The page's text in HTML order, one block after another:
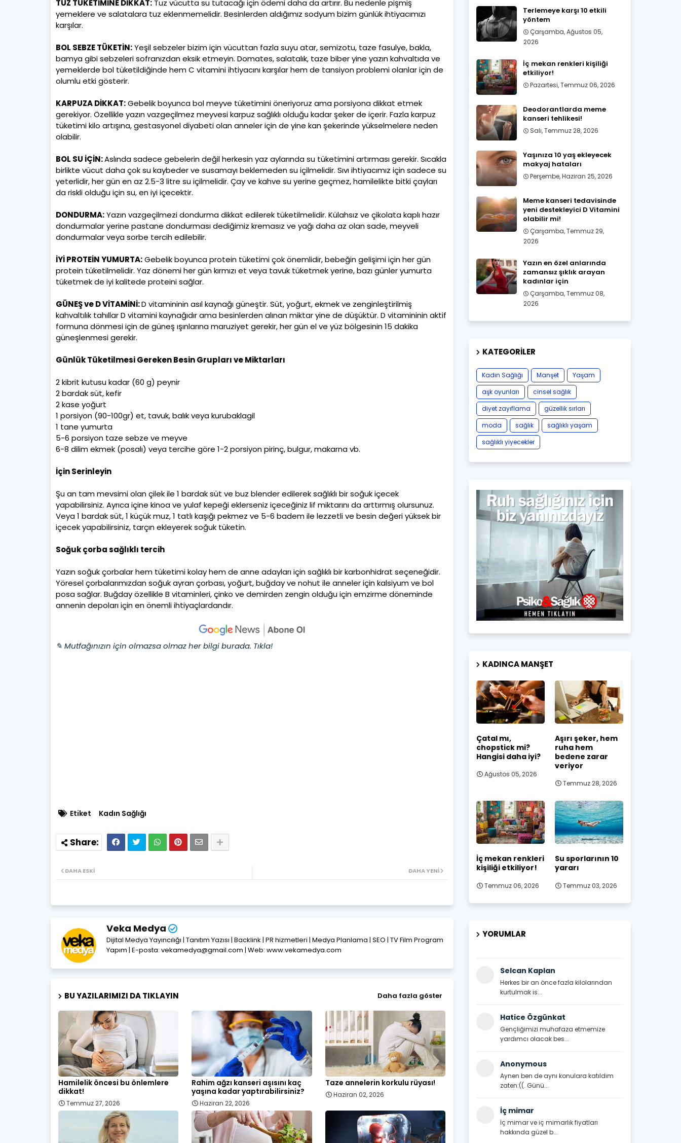
TUZ TÜKETİMİNE DİKKAT:Tuz vücutta su tutacağı için ödemi daha da artırır. Bu nedenle pişmiş
yemeklere ve salatalara tuz eklenmemelidir. Besinlerden aldığımız sodyum bizim günlük ihtiyacımızı
karşılar.
BOL SEBZE TÜKETİN:Yeşil sebzeler bizim için vücuttan fazla suyu atar, semizotu, taze fasulye, bakla,
bamya gibi sebzeleri sofranızdan eksik etmeyin. Domates, salatalık, taze biber yine yazın kahvaltıda ve
yemeklerde bol tüketildiğinde hem C vitamini ihtiyacını karşılar hem de tansiyon problemi olanlar için de
olumlu etki gösterir.
KARPUZA DİKKAT:Gebelik boyunca bol meyve tüketimini öneriyoruz ama porsiyona dikkat etmek
gerekiyor. Özellikle yazın vazgeçilmez meyvesi karpuz sağlıklı olduğu kadar şeker de içerir. Fazla karpuz
tüketimi kilo artışına, gestasyonel diyabeti olan anneler için de yine kan şekerinde yükselmelere neden
olabilir.
BOL SU İÇİN:Aslında sadece gebelerin değil herkesin yaz aylarında su tüketimini artırması gerekir. Sıcakla
birlikte vücut daha çok su kaybeder ve susamayı beklemeden su içilmelidir. Sıvı ihtiyacımız için sadece su
yeterlidir, her gün en az 2.5-3 litre su içilmelidir. Çay ve kahve su yerine geçmez, hamilelikte bitki çayları
da riskli olduğu için su, en iyi içecektir.
DONDURMA:Yazın vazgeçilmezi dondurma dikkat edilerek tüketilmelidir. Külahsız ve çikolata kaplı hazır
dondurmalar yerine pastane dondurması dediğimiz kremasız ve yağı daha az olan sade, meyveli
dondurmalar veya sorbe tercih edilebilir.
İYİ PROTEİN YUMURTA:Gebelik boyunca protein tüketimi çok önemlidir, bebeğin gelişimi için her gün
protein tüketilmelidir. Yaz dönemi her gün kırmızı et veya tavuk tüketmek yerine, bazı günler yumurta
tüketmek de iyi kalitede proteini sağlar.
GÜNEŞ ve D VİTAMİNİ:D vitamininin asıl kaynağı güneştir. Süt, yoğurt, ekmek ve zenginleştirilmiş
kahvaltılık tahıllar D vitamini kaynağıdır ama besinlerden alınan miktar yine de düşüktür. D vitamininin aktif
formuna dönmesi için de güneş ışınlarına maruziyet gerekir, her gün el ve yüz bölgesinin 15 dakika
güneşlenmesi gerekir.
Günlük Tüketilmesi Gereken Besin Grupları ve Miktarları
2 kibrit kutusu kadar (60 g) peynir
2 bardak süt, kefir
2 kase yoğurt
1 porsiyon (90-100gr) et, tavuk, balık veya kurubaklagil
1 tane yumurta
5-6 porsiyon taze sebze ve meyve
6-8 dilim ekmek (posalı) veya tercihe göre 1-2 porsiyon pirinç, bulgur, makarna vb.
İçin Serinleyin
Şu an tam mevsimi olan çilek ile 1 bardak süt ve buz blender edilerek sağlıklı bir soğuk içecek
yapabilirsiniz. Ayrıca içine kinoa ve yulaf kepeği eklerseniz içeceğiniz lif miktarını da arttırmış olursunuz.
Veya 1 bardak süt, 1 küçük muz, 1 tatlı kaşığı pekmez ve 5-6 badem ile lezzetli ve besin değeri yüksek bir
içecek yapabilirsiniz, tarçın ekleyerek soğuk tüketin.
Soğuk çorba sağlıklı tercih
Yazın soğuk çorbalar hem tüketimi kolay hem de anne adayları için sağlıklı bir karbonhidrat seçeneğidir.
Yöresel çorbalarımızdan soğuk ayran çorbası, yoğurt, buğday ve nohut ile anneler için kalsiyum ve bol
posa sağlar. Buğday özellikle B vitaminleri, çinko ve demirden zengin olduğu için emzirme döneminde
annenin depoları için en önemli ihtiyaçlardandır.
✎ Mutfağınızın için olmazsa olmaz her bilgi burada. Tıkla!
Etiket Kadın Sağlığı
DAHA YENI
DAHA ESKI
Veka Medya
Dijital Medya Yayıncılığı | Tanıtım Yazısı | Backlink | PR hizmetleri | Medya Planlama | SEO | TV Film Program
Yapım | E-posta: vekamedya@gmail.com | Web: www.vekamedya.com
BU YAZILARIMIZI DA TIKLAYIN Daha fazla göster
Hamilelik öncesi bu önlemlere
dikkat!
Temmuz 27, 2026
Rahim ağzı kanseri aşısını kaç
yaşına kadar yaptırabilirsiniz?
Haziran 22, 2026
Taze annelerin korkulu rüyası!
Haziran 02, 2026
Terlemeye karşı 10 etkili
yöntem
Çarşamba, Ağustos 05,
2026
İç mekan renkleri kişiliği
etkiliyor!
Pazartesi, Temmuz 06, 2026
Deodorantlarda meme
kanseri tehlikesi!
Salı, Temmuz 28, 2026
Yaşınıza 10 yaş ekleyecek
makyaj hataları
Perşembe, Haziran 25, 2026
Meme kanseri tedavisinde
yeni destekleyici D Vitamini
olabilir mi!
Çarşamba, Temmuz 29,
2026
Yazın en özel anlarında
zamansız şıklık arayan
kadınlar için
Çarşamba, Temmuz 08,
2026
KATEGORILER
Kadın Sağlığı Manşet
Yaşam
aşk oyunları
cinsel sağlık
diyet zayıflama
güzellik sırları
moda
sağlık
sağlıklı yaşam
sağlıklı yiyecekler
KADINCA MANŞET
Çatal mı,
chopstick mi?
Hangisi daha iyi?
Ağustos 05, 2026
Aşırı şeker, hem
ruha hem
bedene zarar
veriyor
Temmuz 28, 2026
İç mekan renkleri
kişiliği etkiliyor!
Temmuz 06, 2026
Su sporlarının 10
yararı
Temmuz 03, 2026
YORUMLAR
Selcan Kaplan
Herkes bir an önce fazla kilolarından
kurtulmak is...
Hatice Özgünkat
Gençliğimizi muhafaza etmemize
yardımcı olacak bes...
Anonymous
Aynen ben de aynı konulara katıldım
zaten:((. Günü...
İç mimar
İç mimar ve iç mimarlık fiyatları
hakkında güzel b...